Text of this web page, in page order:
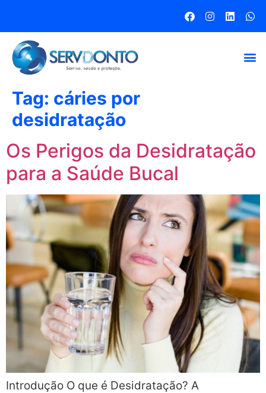
Tag: cáries por
desidratação
Os Perigos da Desidratação
para a Saúde Bucal
Introdução O que é Desidratação? A